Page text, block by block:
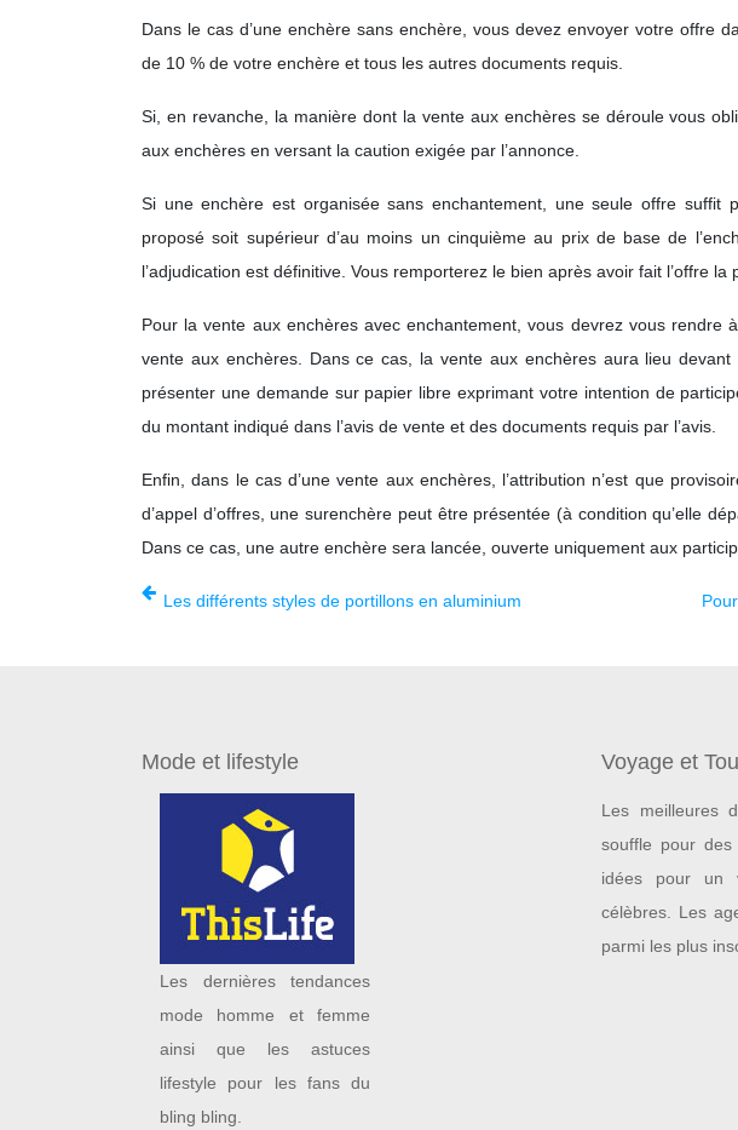
Dans le cas d’une enchère sans enchère, vous devez envoyer votre offre
de 10 % de votre enchère et tous les autres documents requis.
Si, en revanche, la manière dont la vente aux enchères se déroule vous
aux enchères en versant la caution exigée par l’annonce.
Si une enchère est organisée sans enchantement, une seule offre
proposé soit supérieur d’au moins un cinquième au prix de base de
l’adjudication est définitive. Vous remporterez le bien après avoir fait l’offre la
Pour la vente aux enchères avec enchantement, vous devrez vous rendre
vente aux enchères. Dans ce cas, la vente aux enchères aura lieu
présenter une demande sur papier libre exprimant votre intention de
du montant indiqué dans l’avis de vente et des documents requis par l’avis.
Enfin, dans le cas d’une vente aux enchères, l’attribution n’est que
d’appel d’offres, une surenchère peut être présentée (à condition qu’elle
Dans ce cas, une autre enchère sera lancée, ouverte uniquement aux
Les différents styles de portillons en aluminium
Mode et lifestyle
Les dernières tendances
mode homme et femme
ainsi que les astuces
lifestyle pour les fans du
bling bling.
Voyage et
Les meilleures
souffle pour des
idées pour un
célèbres. Les
parmi les plus